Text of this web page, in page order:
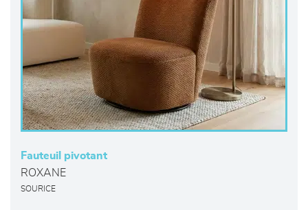
Fauteuil pivotant
ROXANE
SOURICE